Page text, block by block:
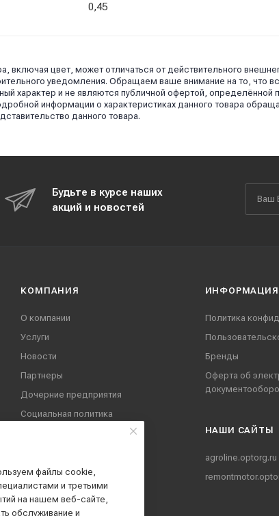
0,45
включая цвет, может отличаться от действительного
уведомления. Обращаем ваше внимание на то, что
характер и не являются публичной офертой, определённой
информации о характеристиках данного товара
данного товара.
Будьте в курсе наших
акций и новостей
КОМПАНИЯ
О компании
Услуги
Новости
Партнеры
Дочерние предприятия
Социальная политика
Вакансии
Реквизиты
Контакты
ИНФОРМАЦИЯ
Политика
Бренды
Оферта об
НАШИ CАЙТЫ
agroline.optorg.ru
файлы cookie,
и третьими
на нашем веб-сайте,
обслуживание и